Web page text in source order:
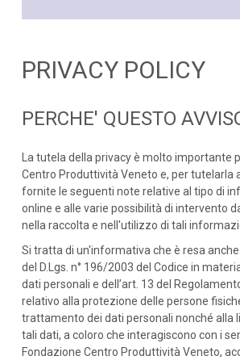
PRIVACY POLICY
PERCHE' QUESTO
La tutela della privacy è molto importante
Centro Produttività Veneto e, per tutelarla
fornite le seguenti note relative al tipo di
online e alle varie possibilità di intervento
nella raccolta e nell'utilizzo di tali
Si tratta di un'informativa che è resa
del D.Lgs. n° 196/2003 del Codice in
dati personali e dell’art. 13 del
relativo alla protezione delle persone
trattamento dei dati personali nonché alla
tali dati, a coloro che interagiscono con i
Fondazione Centro Produttività Veneto,